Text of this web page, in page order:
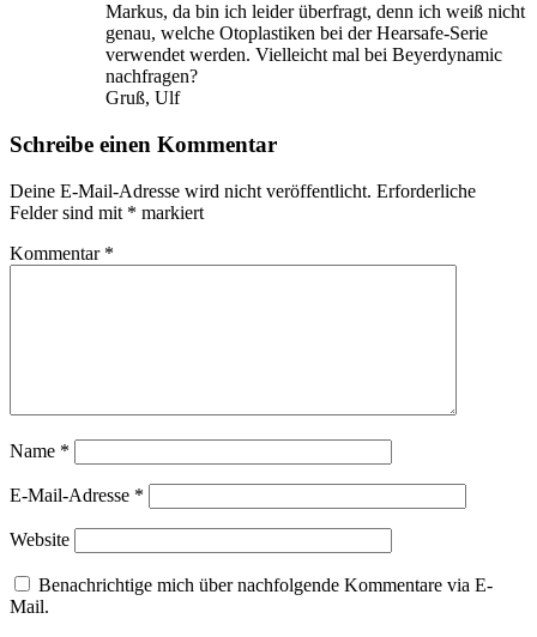
Markus, da bin ich leider überfragt, denn ich weiß nicht
genau, welche Otoplastiken bei der Hearsafe-Serie
verwendet werden. Vielleicht mal bei Beyerdynamic
nachfragen?
Gruß, Ulf
Schreibe einen Kommentar
Deine E-Mail-Adresse wird nicht veröffentlicht. Erforderliche
Felder sind mit * markiert
Kommentar *
Name *
E-Mail-Adresse *
Website
Benachrichtige mich über nachfolgende Kommentare via E-
Mail.